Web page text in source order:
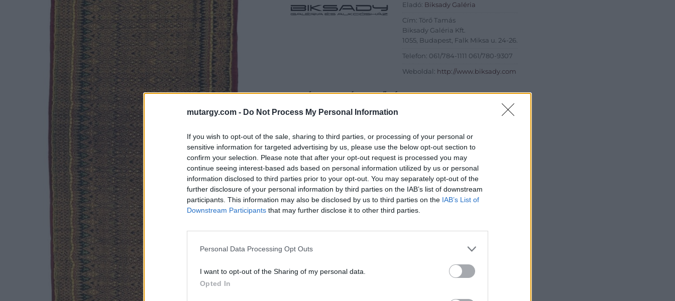
mutargy.com - Do Not Process My Personal Information
If you wish to opt-out of the sale, sharing to third parties, or processing of your personal or
sensitive information for targeted advertising by us, please use the below opt-out section to
confirm your selection. Please note that after your opt-out request is processed you may
continue seeing interest-based ads based on personal information utilized by us or personal
information disclosed to third parties prior to your opt-out. You may separately opt-out of the
further disclosure of your personal information by third parties on the IAB’s list of downstream
participants. This information may also be disclosed by us to third parties on the IAB’s List of
Downstream Participants that may further disclose it to other third parties.
Personal Data Processing Opt Outs
I want to opt-out of the Sharing of my personal data.
Opted In
Eladó: Biksady Galéria
Cím: Törő Tamás
Biksady Galéria Kft.
1055, Budapest, Falk Miksa u. 24-26.
Telefon: 061/784-1111 061/780-9307
Weboldal: http://www.biksady.com
GALÉRIA TOVÁBBI MŰTÁRGYAI